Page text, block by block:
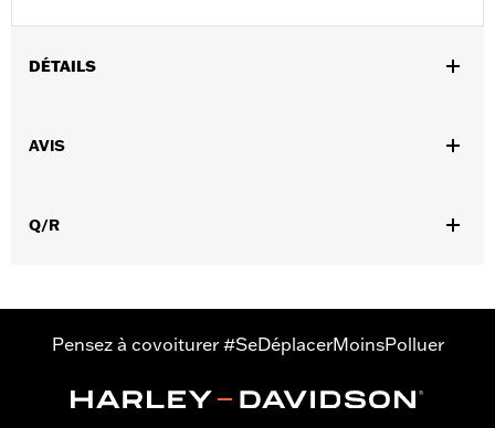
DÉTAILS
convient pas aux modèles équipés du kit de visserie d'amarrage
Instructions d’installation
AVIS
Q/R
Pensez à covoiturer #SeDéplacerMoinsPolluer